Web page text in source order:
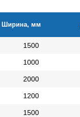
Ширина, мм
1500
1000
2000
1200
1500